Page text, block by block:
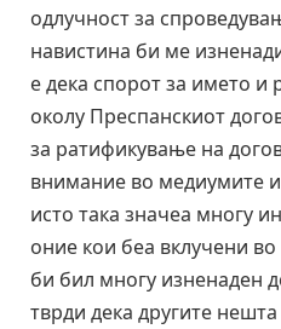
одлучност за
навистина би ме
е дека спорот за името и
околу Преспанскиот
за ратификување на
внимание во медиумите и
исто така значеа многу
оние кои беа вклучени
би бил многу изненаден
тврди дека другите